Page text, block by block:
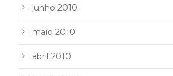
junho 2010
maio 2010
abril 2010